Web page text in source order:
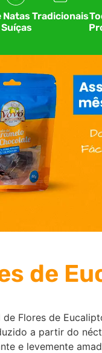
Natas
Suíças
Tradicionais
de
Flores de
a partir do
e levemente